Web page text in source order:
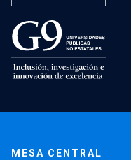
MESA CENTRAL